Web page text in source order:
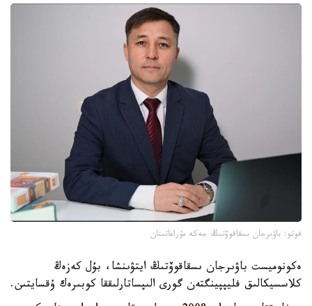
فوتو: باۋىرجان ىسقاقوۆتىڭ جەكە مۇراعاتىنان
ەكونوميست باۋىرجان ىسقاقوۆتىڭ ايتۋىنشا، بۇل كەزەڭ
كلاسسيكالىق فليپپينگتەن گورى الىپساتارلىققا كوبىرەك ۇقسايتىن.